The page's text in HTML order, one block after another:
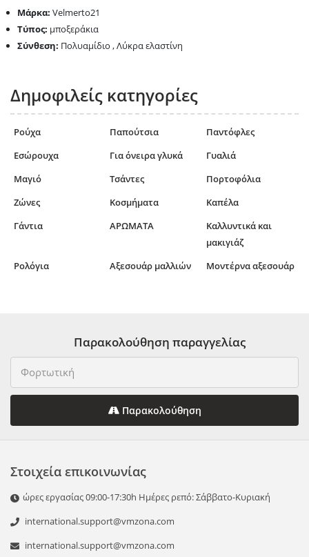
Μάρκα: Velmerto21
Τύπος: μποξεράκια
Σύνθεση: Πολυαμίδιο , Λύκρα ελαστίνη
Δημοφιλείς κατηγορίες
Ρούχα Παπούτσια
Παντόφλες
Εσώρουχα
Για όνειρα γλυκά
Γυαλιά
Μαγιό
Τσάντες
Πορτοφόλια
Ζώνες
Κοσμήματα
Καπέλα
Γάντια
ΑΡΩΜΑΤΑ
Καλλυντικά και
μακιγιάζ
Ρολόγια
Αξεσουάρ μαλλιών Μοντέρνα αξεσουάρ
Παρακολούθηση παραγγελίας
Παρακολούθηση
Στοιχεία επικοινωνίας
ώρες εργασίας 09:00-17:30h Ημέρες ρεπό: Σάββατο-Κυριακή
international.support@vmzona.com
international.support@vmzona.com